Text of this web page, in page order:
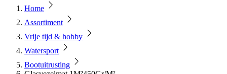
Home
Assortiment
Vrije tijd & hobby
Watersport
Bootuitrusting